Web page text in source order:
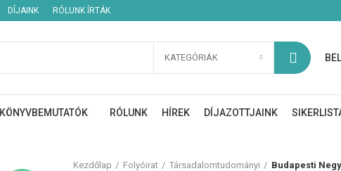
DÍJAINK RÓLUNK ÍRTÁK
KATEGÓRIÁK
KÖNYVBEMUTATÓK RÓLUNK HÍREK DÍJAZOTTJAINK
Kezdőlap
Folyóirat Társadalomtudományi Budapesti